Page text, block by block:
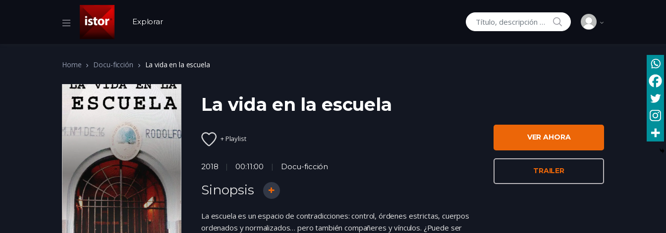
Explorar
Buscar:
SEARCH
Home Docu-ficción La vida en la escuela
VER AHORA
TRAILER
La vida en la escuela
+ Playlist
2018 00:11:00 Docu-ficción
Sinopsis
La escuela es un espacio de contradicciones: control, órdenes estrictas, cuerpos
ordenados y normalizados… pero también compañeres y vínculos. ¿Puede ser